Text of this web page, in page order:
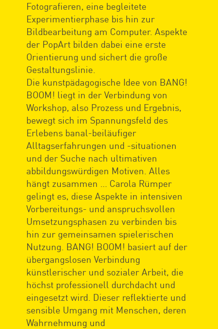
Fotografieren, eine begleitete
Experimentierphase bis hin zur
Bildbearbeitung am Computer. Aspekte
der PopArt bilden dabei eine erste
Orientierung und sichert die große
Gestaltungslinie.
Die kunstpädagogische Idee von BANG!
BOOM! liegt in der Verbindung von
Workshop, also Prozess und Ergebnis,
bewegt sich im Spannungsfeld des
Erlebens banal-beiläufiger
Alltagserfahrungen und -situationen
und der Suche nach ultimativen
abbildungswürdigen Motiven. Alles
hängt zusammen … Carola Rümper
gelingt es, diese Aspekte in intensiven
Vorbereitungs- und anspruchsvollen
Umsetzungsphasen zu verbinden bis
hin zur gemeinsamen spielerischen
Nutzung. BANG! BOOM! basiert auf der
übergangslosen Verbindung
künstlerischer und sozialer Arbeit, die
höchst professionell durchdacht und
eingesetzt wird. Dieser reflektierte und
sensible Umgang mit Menschen, deren
Wahrnehmung und